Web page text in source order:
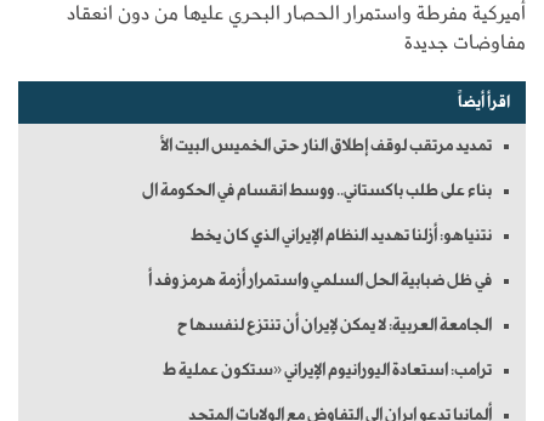
أميركية مفرطة واستمرار الحصار البحري عليها من دون انعقاد
مفاوضات جديدة
اقرأ أيضاً
تمديد مرتقب لوقف إطلاق النار حتى الخميس البيت الأ
بناء على طلب باكستاني.. ووسط انقسام في الحكومة ال
نتنياهو: أزلنا تهديد النظام الإيراني الذي كان يخط
في ظل ضبابية الحل السلمي واستمرار أزمة هرمز وفد أ
الجامعة العربية: لا يمكن لإيران أن تنتزع لنفسها ح
ترامب: استعادة اليورانيوم الإيراني «ستكون عملية ط
ألمانيا تدعو إيران إلى التفاوض مع الولايات المتحد